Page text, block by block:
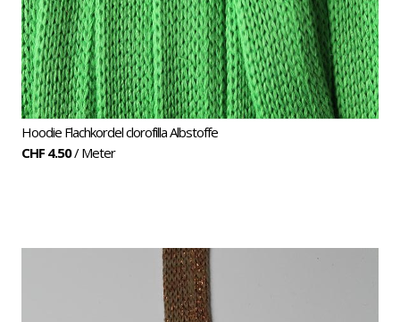
Hoodie Flachkordel clorofilla Albstoffe
CHF 4.50/ Meter